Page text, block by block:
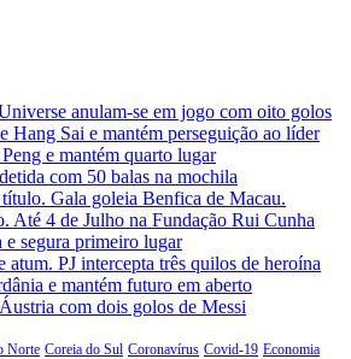
anulam-se em jogo com oito golos
Hang Sai e mantém perseguição ao líder
e mantém quarto lugar
com 50 balas na mochila
Gala goleia Benfica de Macau.
Até 4 de Julho na Fundação Rui Cunha
e segura primeiro lugar
atum. PJ intercepta três quilos de heroína
e mantém futuro em aberto
com dois golos de Messi
Norte Coreia do Sul Coronavírus Covid-19 Economia